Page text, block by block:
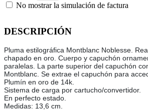
No mostrar la simulación de factura
DESCRIPCIÓN
Pluma estilográfica Montblanc Noblesse.
chapado en oro. Cuerpo y capuchón
paralelas. La parte superior del capuchón
Montblanc. Se extrae el capuchón para
Plumín en oro de 14k.
Sistema de carga por cartucho/convertidor.
En perfecto estado.
Medidas: 13,6 cm.